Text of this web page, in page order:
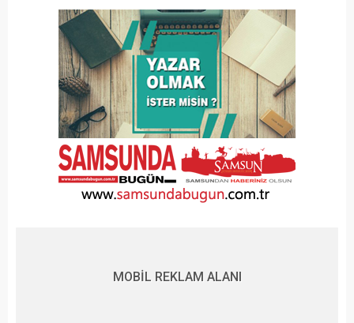
MOBİL REKLAM ALANI